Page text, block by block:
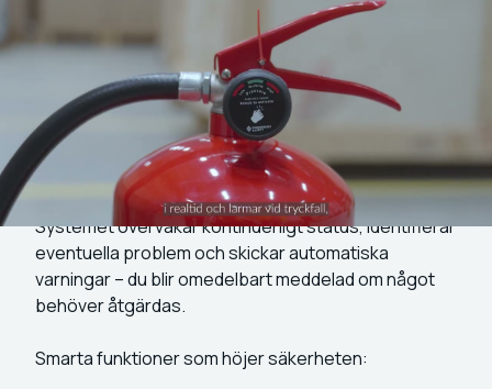
En uppkopplad systemlösning
innebär
Med vårt digitala övervakningssystem för
brandskyddsprodukter får du full kontroll i realtid.
Systemet övervakar kontinuerligt status, identifierar
eventuella problem och skickar automatiska
varningar – du blir omedelbart meddelad om något
behöver åtgärdas.
Smarta funktioner som höjer säkerheten: